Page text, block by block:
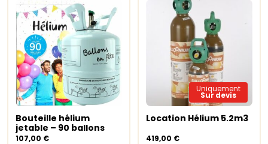
Ajouter au panier
Bouteille hélium
jetable – 90 ballons
107,00 €
Uniquement
Sur devis
Lire la suite
Location Hélium 5.2m3
419,00 €